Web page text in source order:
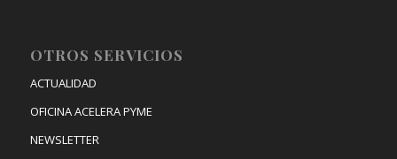
OTROS SERVICIOS
ACTUALIDAD
OFICINA ACELERA PYME
NEWSLETTER